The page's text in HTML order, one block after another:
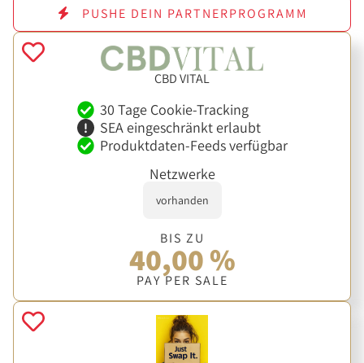
PUSHE DEIN PARTNERPROGRAMM
CBD VITAL
30 Tage Cookie-Tracking
SEA eingeschränkt erlaubt
Produktdaten-Feeds verfügbar
Netzwerke
vorhanden
BIS ZU
40,00 %
PAY PER SALE